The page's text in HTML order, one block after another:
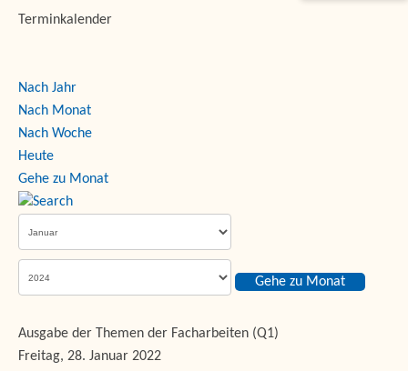
Terminkalender
Nach Jahr
Nach Monat
Nach Woche
Heute
Gehe zu Monat
Gehe zu Monat
Ausgabe der Themen der Facharbeiten (Q1)
Freitag, 28. Januar 2022